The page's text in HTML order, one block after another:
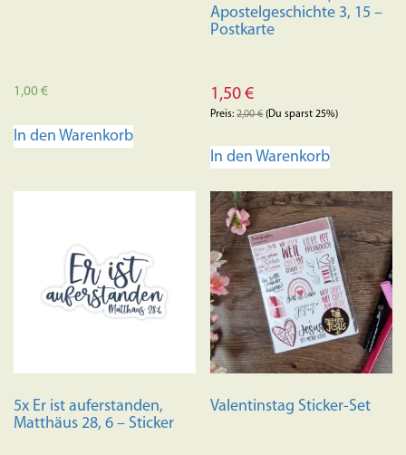
1,00€
In den Warenkorb
Apostelgeschichte 3, 15 –
Postkarte
1,50€
Preis:2,00€(Du sparst 25%)
In den Warenkorb
5x Er ist auferstanden,
Matthäus 28, 6 – Sticker
Valentinstag Sticker-Set